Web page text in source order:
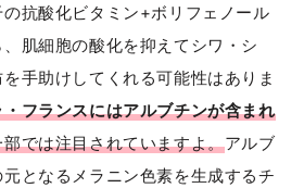
抗酸化ビタミン+ボリフェノール
肌細胞の酸化を抑えてシワ・シ
手助けしてくれる可能性はありま
・フランスにはアルブチンが含まれ
では注目されていますよ。アルブ
となるメラニン色素を生成するチ